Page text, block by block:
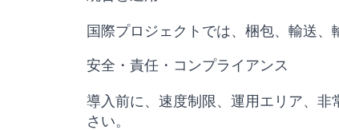
国際プロジェクトでは、梱包、輸送
安全・責任・コンプライアンス
導入前に、速度制限、運用エリア、
さい。